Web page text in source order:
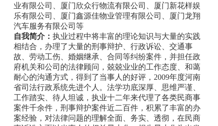
业有限公司、厦门欣众行物流有限公司、厦门新花样娱
乐有限公司、厦门鑫源佳物业管理有限公司、厦门龙翔
汽车服务有限公司等
自我简介：执业过程中将丰富的理论知识与大量的实践
相结合，办理了大量的刑事辩护、行政诉讼、交通事
故、劳动工伤、婚姻继承、合同等纠纷案件，并担任政
府机关和公司的法律顾问，兢兢业业的工作态度、和蔼
耐心的沟通方式，得到了当事人的好评，2009年度河南
省司法行政系统先进个人。法学功底深厚、思维严谨、
工作踏实、待人坦诚，执业十二年来代理了各类民商事
案件千余件，刑事辩护案件近二百件，积累了丰富的办
案经验，对法律问题的理解全面、务实、透彻，在民商